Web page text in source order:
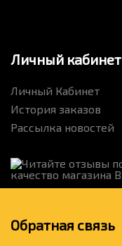
Личный кабинет
Личный Кабинет
История заказов
Рассылка новостей
Обратная связь